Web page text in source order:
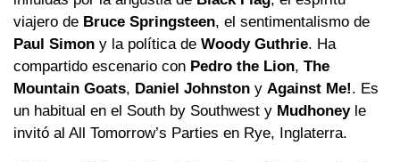
viajero de Bruce Springsteen, el sentimentalismo de
Paul Simon y la política de Woody Guthrie. Ha
compartido escenario con Pedro the Lion, The
Mountain Goats, Daniel Johnston y Against Me!. Es
un habitual en el South by Southwest y Mudhoneyle
invitó al All Tomorrow’s Parties en Rye, Inglaterra.